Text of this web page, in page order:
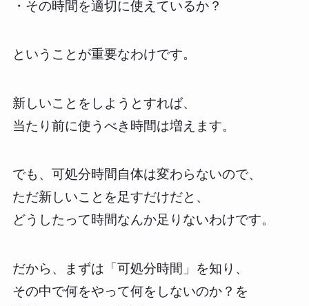
・その時間を適切に使えているか？
ということが重要なわけです。
新しいことをしようとすれば、
当たり前に使うべき時間は増えます。
でも、可処分時間自体は変わらないので、
ただ新しいことを足すだけだと、
どうしたって時間なんか足りないわけです。
だから、まずは「可処分時間」を知り、
その中で何をやって何をしないのか？を